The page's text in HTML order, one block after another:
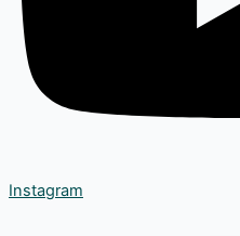
Instagram